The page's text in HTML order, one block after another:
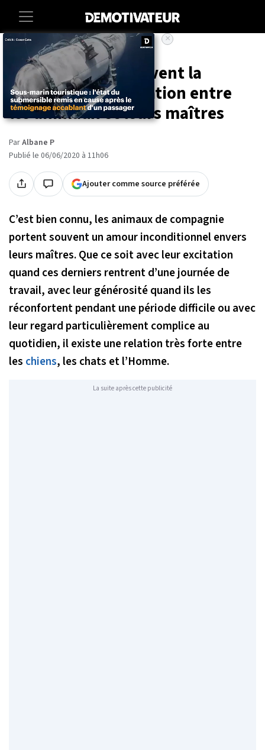
Societe Animaux
22 photos qui prouvent la
puissance de la relation entre
les animaux et leurs maîtres
ParAlbane P
Publié le 06/06/2020 à 11h06
Ajouter comme source préférée
C’est bien connu, les animaux de compagnie
portent souvent un amour inconditionnel envers
leurs maîtres. Que ce soit avec leur excitation
quand ces derniers rentrent d’une journée de
travail, avec leur générosité quand ils les
réconfortent pendant une période difficile ou avec
leur regard particulièrement complice au
quotidien, il existe une relation très forte entre
les chiens, les chats et l’Homme.
La suite après cette publicité
×